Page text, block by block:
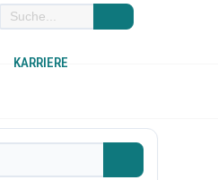
KARRIERE